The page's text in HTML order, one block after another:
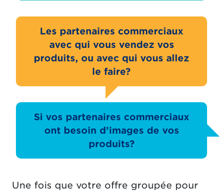
Les partenaires commerciaux
avec qui vous vendez vos
produits, ou avec qui vous allez
le faire?
Si vos partenaires commerciaux
ont besoin d’images de vos
produits?
Une fois que votre offre groupée pour